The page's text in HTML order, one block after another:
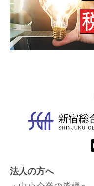
法人の方へ